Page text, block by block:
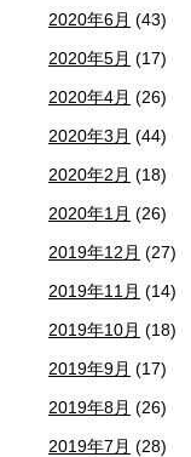
2020年6月 (43)
2020年5月 (17)
2020年4月 (26)
2020年3月 (44)
2020年2月 (18)
2020年1月 (26)
2019年12月 (27)
2019年11月 (14)
2019年10月 (18)
2019年9月 (17)
2019年8月 (26)
2019年7月 (28)